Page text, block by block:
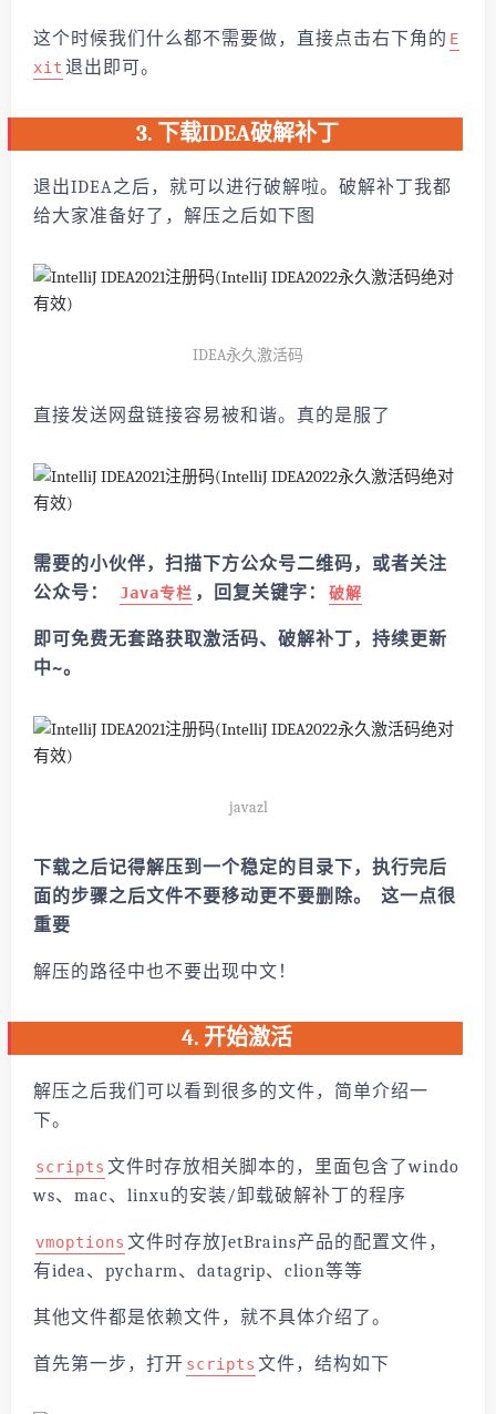
这个时候我们什么都不需要做，直接点击右下角的 E
xit 退出即可。
3. 下载IDEA破解补丁
退出IDEA之后，就可以进行破解啦。破解补丁我都
给大家准备好了，解压之后如下图
IDEA永久激活码
直接发送网盘链接容易被和谐。真的是服了
需要的小伙伴，扫描下方公众号二维码，或者关注
公众号：
Java专栏 ，回复关键字： 破解
即可免费无套路获取激活码、破解补丁，持续更新
中~。
javazl
下载之后记得解压到一个稳定的目录下，执行完后
面的步骤之后文件不要移动更不要删除。 这一点很
重要
解压的路径中也不要出现中文！
4. 开始激活
解压之后我们可以看到很多的文件，简单介绍一
下。
scripts 文件时存放相关脚本的，里面包含了windo
ws、mac、linxu的安装/卸载破解补丁的程序
vmoptions 文件时存放JetBrains产品的配置文件，
有idea、pycharm、datagrip、clion等等
其他文件都是依赖文件，就不具体介绍了。
首先第一步，打开 scripts 文件，结构如下